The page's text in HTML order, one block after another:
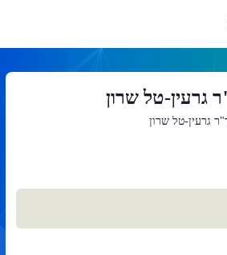
טל שרון
גרעין-טל שרון